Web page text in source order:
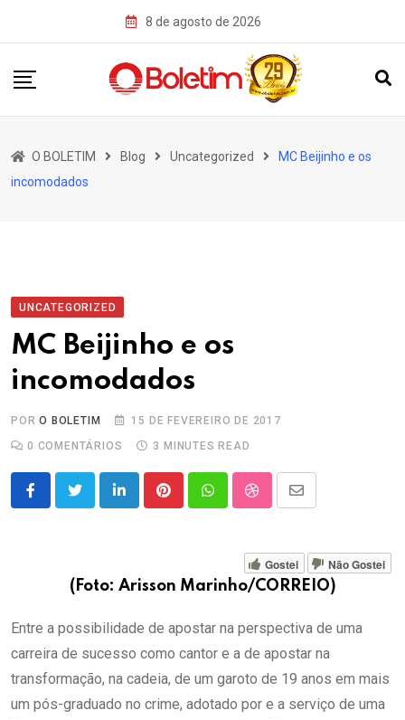
8 de agosto de 2026
O BOLETIM Blog Uncategorized
MC Beijinho e os
incomodados
UNCATEGORIZED
MC Beijinho e os
incomodados
PORO BOLETIM
15 DE FEVEREIRO DE 2017
0 COMENTÁRIOS 3 MINUTES READ
LinkedInPinterestWhatsappStumbleUpon
Share
Email
Gostei
Não Gostei
(Foto: Arisson Marinho/CORREIO)
Entre a possibilidade de apostar na perspectiva de uma
carreira de sucesso como cantor e a de apostar na
transformação, na cadeia, de um garoto de 19 anos em mais
um pós-graduado no crime, adotado por e a serviço de uma